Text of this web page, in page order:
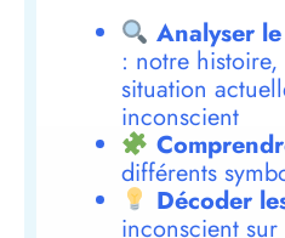
Analyser
: notre
situation
inconscient
différents
Décoder
inconscient